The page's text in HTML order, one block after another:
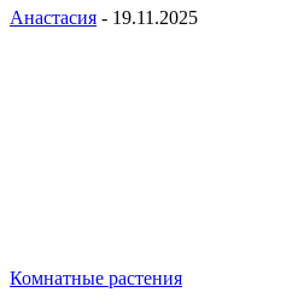
Анастасия - 19.11.2025
Комнатные растения